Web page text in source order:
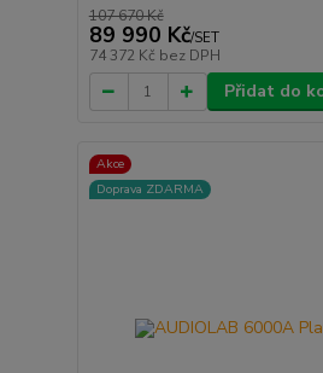
107 670 Kč
89 990 Kč/SET
74 372 Kč bez DPH
Přidat do
Akce
Doprava ZDARMA